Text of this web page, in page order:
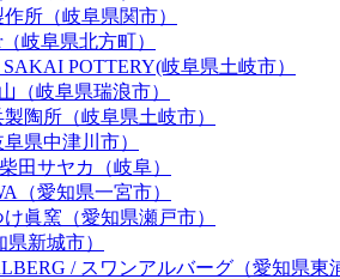
所（岐阜県関市）
岐阜県北方町）
POTTERY(岐阜県土岐市）
（岐阜県瑞浪市）
陶所（岐阜県土岐市）
県中津川市）
田サヤカ（岐阜）
（愛知県一宮市）
眞窯（愛知県瀬戸市）
新城市）
/ スワンアルバーグ（愛知県東